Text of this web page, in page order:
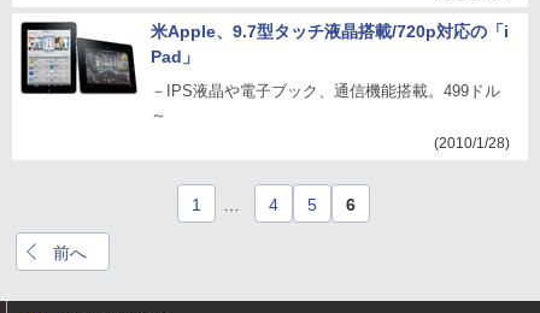
米Apple、9.7型タッチ液晶搭載/720p対応の「i
Pad」
－IPS液晶や電子ブック、通信機能搭載。499ドル
～
(2010/1/28)
前へ
1 4 5 6